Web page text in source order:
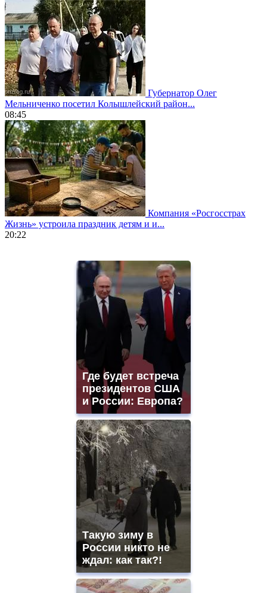
Губернатор Олег
Мельниченко посетил Колышлейский район...
08:45
Компания «Росгосстрах
Жизнь» устроила праздник детям и и...
20:22
https://gradewatches.to/
https://www.replicasrelojes.to/
Где будет встреча
президентов США
и России: Европа?
Такую зиму в
России никто не
ждал: как так?!